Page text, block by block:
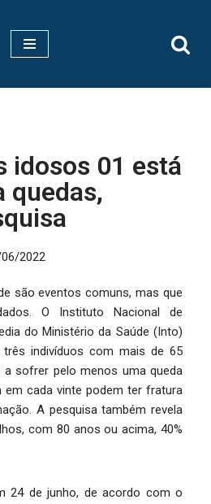
idosos 01 está
quedas,
2022
são eventos comuns, mas que
O Instituto Nacional de
do Ministério da Saúde (Into)
indivíduos com mais de 65
sofrer pelo menos uma queda
em cada vinte podem ter fratura
A pesquisa também revela
com 80 anos ou acima, 40%
24 de junho, de acordo com o